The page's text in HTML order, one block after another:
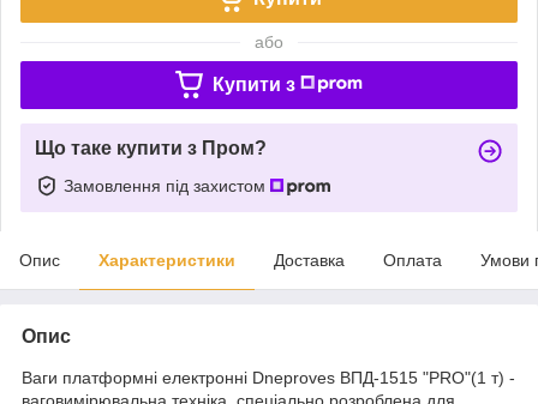
або
Купити з
Що таке купити з Пром?
Замовлення під захистом
Опис Характеристики Доставка Оплата Умови
Опис
Ваги платформні електронні Dneproves ВПД-1515 "PRO"(1 т) -
ваговимірювальна техніка, спеціально розроблена для